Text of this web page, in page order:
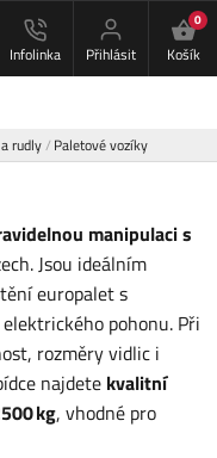
Infolinka Přihlásit
0
Košík
rudly Paletové vozíky
manipulaci s
Jsou ideálním
europalet s
pohonu. Při
rozměry vidlic i
najdete kvalitní
kg, vhodné pro